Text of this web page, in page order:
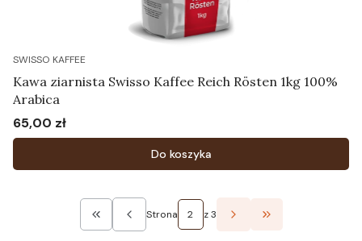
SWISSO KAFFEE
Kawa ziarnista Swisso Kaffee Reich Rösten 1kg 100%
Arabica
Cena
65,00 zł
Do koszyka
Wróć do pierwszej strony z produktami
Strona z 3 Przejdź do